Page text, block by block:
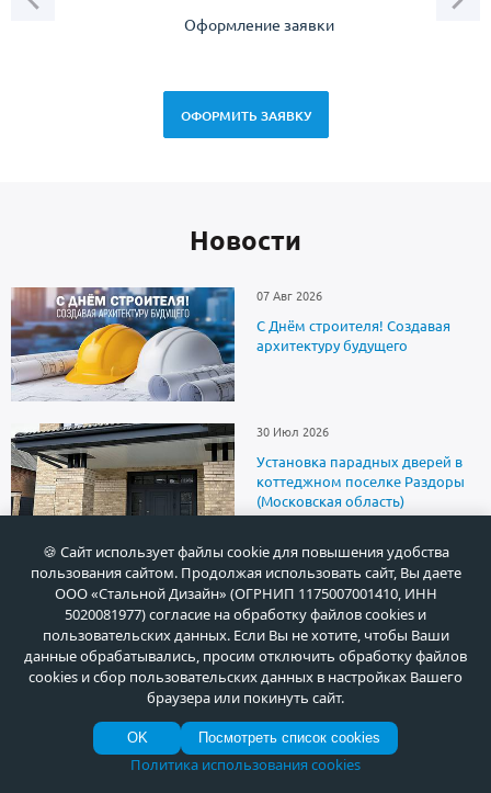
Оформление заявки
ОФОРМИТЬ ЗАЯВКУ
Новоcти
07 Авг 2026
С Днём строителя! Создавая
архитектуру будущего
30 Июл 2026
Установка парадных дверей в
коттеджном поселке Раздоры
(Московская область)
О продукции
Установка
🍪 Сайт использует файлы cookie для повышения удобства
пользования сайтом. Продолжая использовать сайт, Вы даете
ООО «Стальной Дизайн» (ОГРНИП 1175007001410, ИНН
5020081977) согласие на обработку файлов cookies и
пользовательских данных. Если Вы не хотите, чтобы Ваши
данные обрабатывались, просим отключить обработку файлов
cookies и сбор пользовательских данных в настройках Вашего
браузера или покинуть сайт.
OK Посмотреть список cookies
Политика использования cookies